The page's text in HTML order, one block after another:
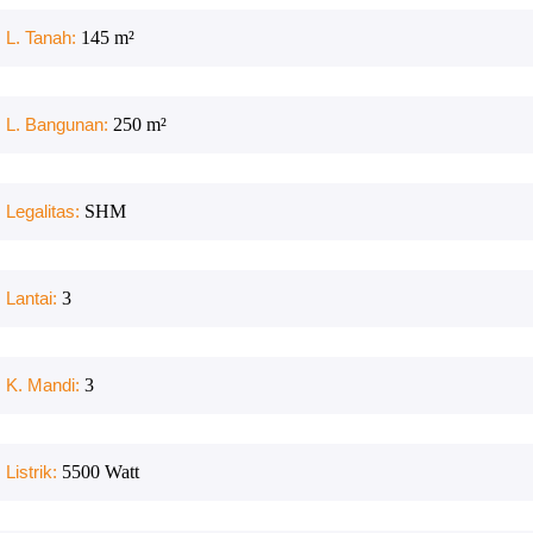
L. Tanah: 145 m²
L. Bangunan: 250 m²
Legalitas: SHM
Lantai: 3
K. Mandi: 3
Listrik: 5500 Watt